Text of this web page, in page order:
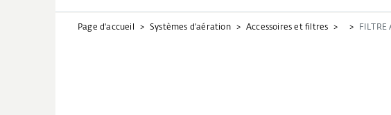
Page d'accueil Systèmes d’aération Accessoires et filtres